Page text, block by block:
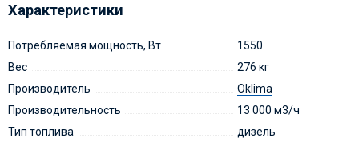
Характеристики
Потребляемая мощность, Вт
1550
Вес
276 кг
Производитель
Oklima
Производительность
13 000 м3/ч
Тип топлива
дизель